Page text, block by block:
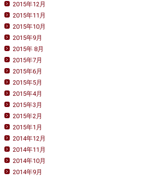
2015年12月
2015年11月
2015年10月
2015年9月
2015年 8月
2015年7月
2015年6月
2015年5月
2015年4月
2015年3月
2015年2月
2015年1月
2014年12月
2014年11月
2014年10月
2014年9月